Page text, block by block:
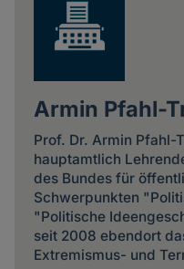
Armin Pfahl-
Prof. Dr. Armin Pfahl-
hauptamtlich
des Bundes für
Schwerpunkten
"Politische
seit 2008 ebendort
Extremismus- und